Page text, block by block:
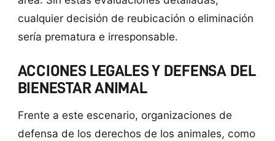
cualquier decisión de reubicación o eliminación
sería prematura e irresponsable.
ACCIONES LEGALES Y DEFENSA DEL
BIENESTAR ANIMAL
Frente a este escenario, organizaciones de
defensa de los derechos de los animales, como